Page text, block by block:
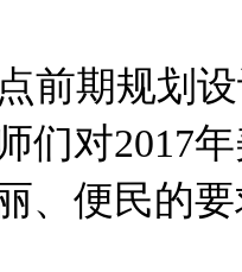
前期规划
们对2017
、便民的